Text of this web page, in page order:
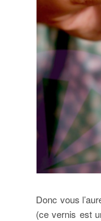
Donc vous
(ce vernis est